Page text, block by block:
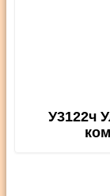
У3122ч